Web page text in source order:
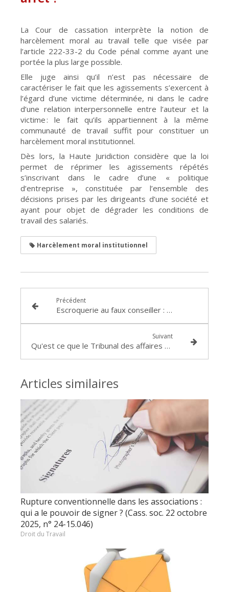
La Cour de cassation interprète la notion de
harcèlement moral au travail telle que visée par
l’article 222-33-2 du Code pénal comme ayant une
portée la plus large possible.
Elle juge ainsi qu’il n’est pas nécessaire de
caractériser le fait que les agissements s’exercent à
l’égard d’une victime déterminée, ni dans le cadre
d’une relation interpersonnelle entre l’auteur et la
victime : le fait qu’ils appartiennent à la même
communauté de travail suffit pour constituer un
harcèlement moral institutionnel.
Dès lors, la Haute Juridiction considère que la loi
permet de réprimer les agissements répétés
s’inscrivant dans le cadre d’une « politique
d’entreprise », constituée par l’ensemble des
décisions prises par les dirigeants d’une société et
ayant pour objet de dégrader les conditions de
travail des salariés.
Harcèlement moral institutionnel
Précédent
Escroquerie au faux conseiller : condamnation de la CAISSE REGIONALE DE CREDIT AGRICOLE SUD RHONE ALPES (décision du Tribunal judiciaire de GRENOBLE en date du 9 janvier 2025 (RG 23/03061)
Suivant
Qu'est ce que le Tribunal des affaires économiques de LYON ?
Articles similaires
Rupture conventionnelle dans les associations :
qui a le pouvoir de signer ? (Cass. soc. 22 octobre
2025, n° 24-15.046)
Droit du Travail